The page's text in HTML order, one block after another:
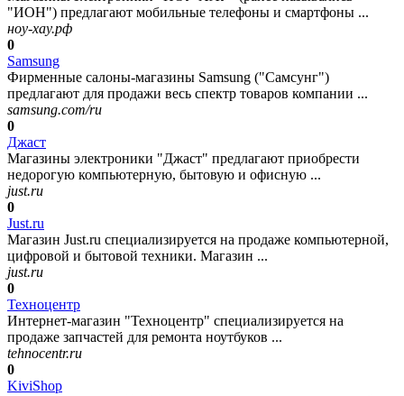
"ИОН") предлагают мобильные телефоны и смартфоны ...
ноу-хау.рф
0
Samsung
Фирменные салоны-магазины Samsung ("Самсунг")
предлагают для продажи весь спектр товаров компании ...
samsung.com/ru
0
Джаст
Магазины электроники "Джаст" предлагают приобрести
недорогую компьютерную, бытовую и офисную ...
just.ru
0
Just.ru
Магазин Just.ru специализируется на продаже компьютерной,
цифровой и бытовой техники. Магазин ...
just.ru
0
Техноцентр
Интернет-магазин "Техноцентр" специализируется на
продаже запчастей для ремонта ноутбуков ...
tehnocentr.ru
0
KiviShop